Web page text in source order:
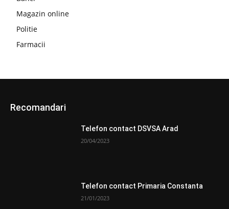
Magazin online
Politie
Farmacii
Recomandari
Telefon contact DSVSA Arad
20/04/2023
Telefon contact Primaria Constanta
21/01/2023